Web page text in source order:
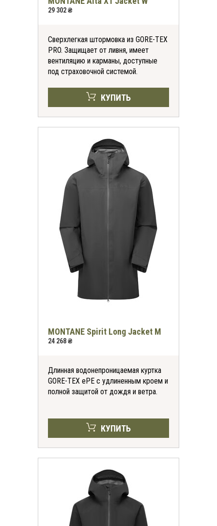
29 302 ₴
Сверхлегкая штормовка из GORE-TEX
PRO. Защищает от ливня, имеет
вентиляцию и карманы, доступные
под страховочной системой.
КУПИТЬ
MONTANE Spirit Long Jacket M
24 268 ₴
Длинная водонепроницаемая куртка
GORE-TEX ePE с удлиненным кроем и
полной защитой от дождя и ветра.
КУПИТЬ